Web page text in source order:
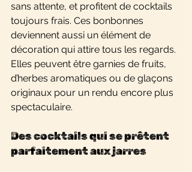
sans attente, et profitent de cocktails
toujours frais. Ces bonbonnes
deviennent aussi un élément de
décoration qui attire tous les regards.
Elles peuvent être garnies de fruits,
d’herbes aromatiques ou de glaçons
originaux pour un rendu encore plus
spectaculaire.
Des cocktails qui se prêtent
parfaitement aux jarres